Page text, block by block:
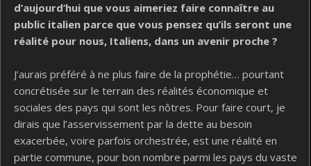
d’aujourd’hui que vous aimeriez faire connaître au
public italien parce que vous pensez qu’ils seront une
réalité pour nous, Italiens, dans un avenir proche ?
J’aurais préféré à ne plus faire de la prophétie… pourtant
concrétisée sur le terrain des réalités économique et
sociales des pays qui sont les nôtres. Pour faire court, je
dirais que l’asservissement par la dette au besoin
exacerbée, voire parfois orchestrée, est une réalité en
partie commune, pour bon nombre parmi les pays du vaste